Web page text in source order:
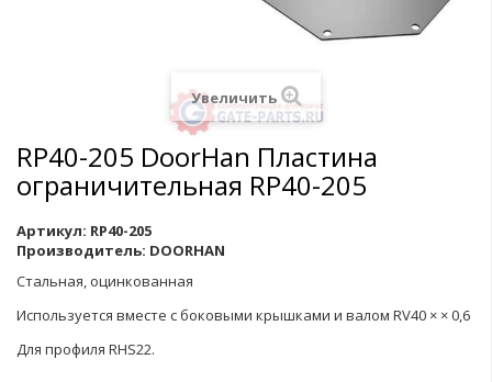
Увеличить
RP40-205 DoorHan Пластина
ограничительная RP40-205
Артикул: RP40-205
Производитель: DOORHAN
Cтальная, оцинкованная
Используется вместе с боковыми крышками и валом RV40 × × 0,6
Для профиля RHS22.